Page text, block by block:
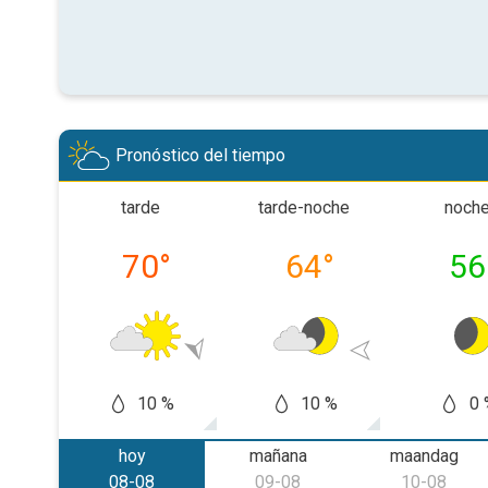
Pronóstico del tiempo
tarde
70°
10 %
tarde-noche
64°
10 %
noche
56
0
hoy
08-08
mañana
09-08
maandag
10-08